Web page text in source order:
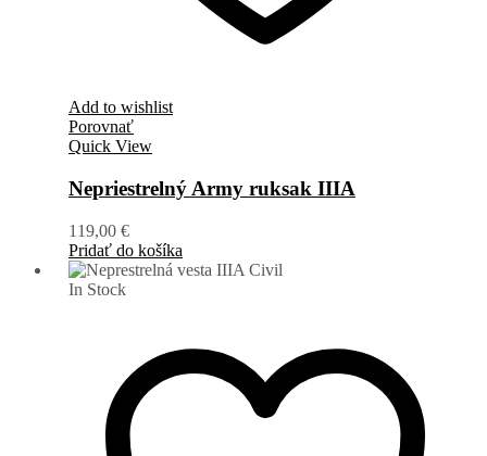
Add to wishlist
Porovnať
Quick View
Nepriestrelný Army ruksak IIIA
119,00 €
Pridať do košíka
In Stock